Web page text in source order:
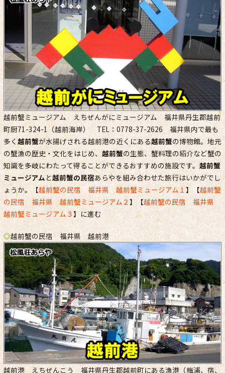
越前蟹ミュージアム えちぜんがにミュージアム 福井県丹生郡越前
町厨71-324-1（越前海岸） TEL：0778-37-2626 福井県内で最も
多く 越前蟹が水揚げされる越前港の近くにある越前蟹の博物館。地元
の蟹漁の歴史・文化をはじめ、 越前蟹の生態、蟹料理の紹介など蟹の
知識を多岐にわたって得ることができるおすすめの施設です。越前蟹
ミュージアム と越前蟹の民宿あらやを組み合わせた旅行はいかがでし
ょうか。【越前蟹の民宿 福井県 越前蟹ミュージアム１】【越前蟹
の民宿 福井県 越前蟹ミュージアム２ 】【越前蟹の民宿 福井県
越前蟹ミュージアム３】に進む
◎越前蟹の民宿 福井県 越前港
越前港 えちぜんこう 福井県丹生郡越前町にある漁港（梅浦、宿、